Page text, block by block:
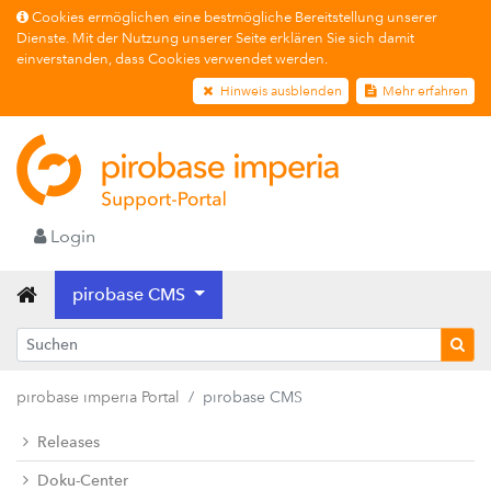
Cookies ermöglichen eine bestmögliche Bereitstellung unserer
Dienste. Mit der Nutzung unserer Seite erklären Sie sich damit
einverstanden, dass Cookies verwendet werden.
Hinweis ausblenden Mehr erfahren
Login
pirobase CMS
pirobase imperia Portal pirobase CMS
Releases
Doku-Center